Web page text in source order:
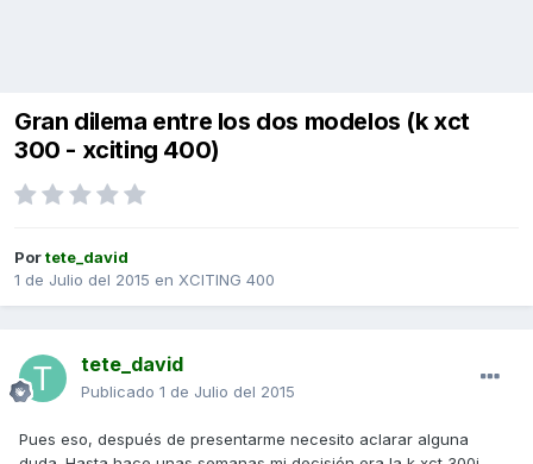
Gran dilema entre los dos modelos (k xct
300 - xciting 400)
Portete_david
1 de Julio del 2015 en XCITING 400
tete_david
Publicado 1 de Julio del 2015
Pues eso, después de presentarme necesito aclarar alguna